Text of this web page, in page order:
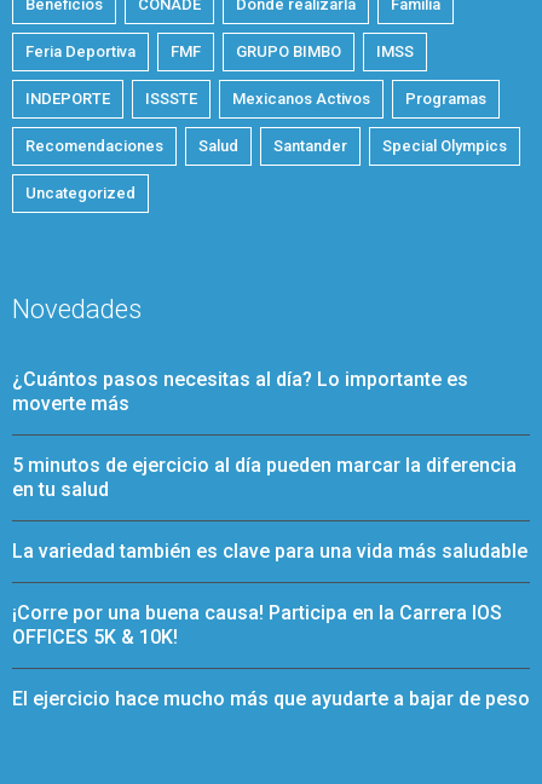
Beneficios CONADE Dónde realizarla Familia
Feria Deportiva FMF GRUPO BIMBO IMSS
INDEPORTE ISSSTE Mexicanos Activos Programas
Recomendaciones Salud Santander Special Olympics
Uncategorized
Novedades
¿Cuántos pasos necesitas al día? Lo importante es
moverte más
5 minutos de ejercicio al día pueden marcar la diferencia
en tu salud
La variedad también es clave para una vida más saludable
¡Corre por una buena causa! Participa en la Carrera IOS
OFFICES 5K & 10K!
El ejercicio hace mucho más que ayudarte a bajar de peso